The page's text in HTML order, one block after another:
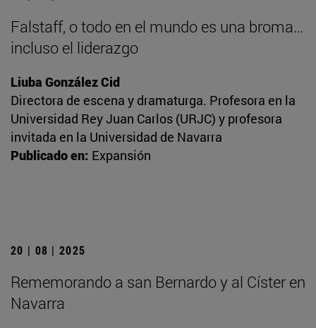
Falstaff, o todo en el mundo es una broma…
incluso el liderazgo
Liuba González Cid
Directora de escena y dramaturga. Profesora en la
Universidad Rey Juan Carlos (URJC) y profesora
invitada en la Universidad de Navarra
Publicado en: Expansión
20 | 08 | 2025
Rememorando a san Bernardo y al Císter en
Navarra